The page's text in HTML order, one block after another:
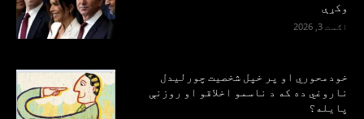
وکړې
اګست 3, 2026
خودمحوري او پر خپل شخصیت چورلیدل
ناروغي ده که د ناسمو اخلاقو او روزنې
پایله؟